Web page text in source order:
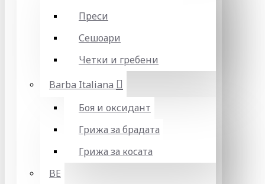
Преси
Сешоари
Четки и гребени
Barba Italiana
Боя и оксидант
Грижа за брадата
Грижа за косата
BE